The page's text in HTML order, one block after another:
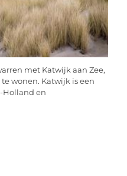
met Katwijk aan Zee,
wonen. Katwijk is een
Holland en